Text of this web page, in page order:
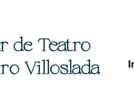
de Teatro
Villoslada